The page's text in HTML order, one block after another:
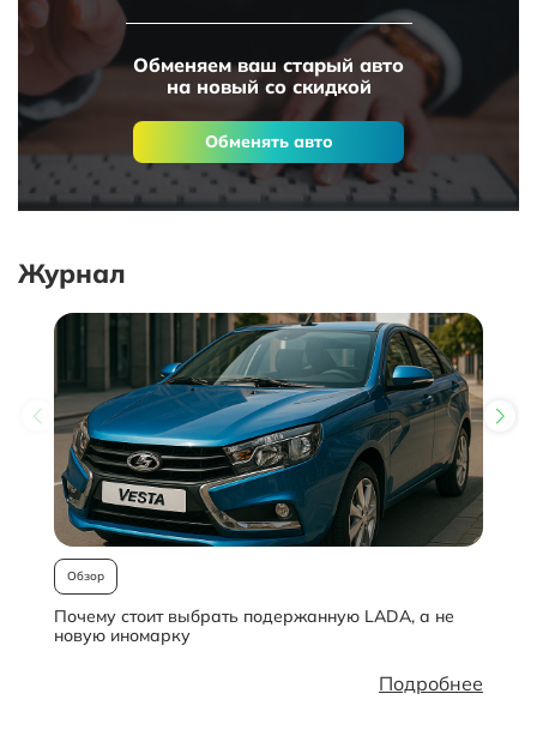
Обменяем ваш старый авто
на новый со скидкой
Обменять авто
Журнал
Обзор
Почему стоит выбрать подержанную LADA, а не
новую иномарку
Подробнее